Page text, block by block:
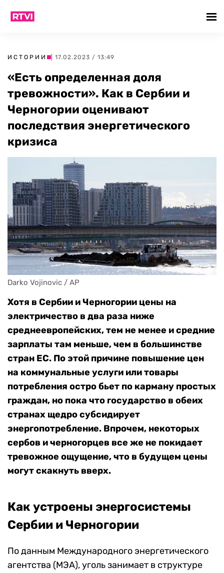
ИСТОРИИ | 17.02.2023 / 13:49
«Есть определенная доля
тревожности». Как в Сербии и
Черногории оценивают
последствия энергетического
кризиса
Darko Vojinovic / AP
Хотя в Сербии и Черногории цены на
электричество в два раза ниже
среднеевропейских, тем не менее и средние
зарплаты там меньше, чем в большинстве
стран ЕС. По этой причине повышение цен
на коммунальные услуги или товары
потребления остро бьет по карману простых
граждан, но пока что государство в обеих
странах щедро субсидирует
энергопотребление. Впрочем, некоторых
сербов и черногорцев все же не покидает
тревожное ощущение, что в будущем цены
могут скакнуть вверх.
Как устроены энергосистемы
Сербии и Черногории
По данным Международного энергетического
агентства (МЭА), уголь занимает в структуре